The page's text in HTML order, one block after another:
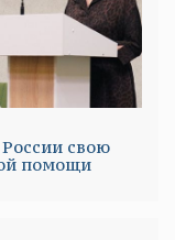
свою
помощи